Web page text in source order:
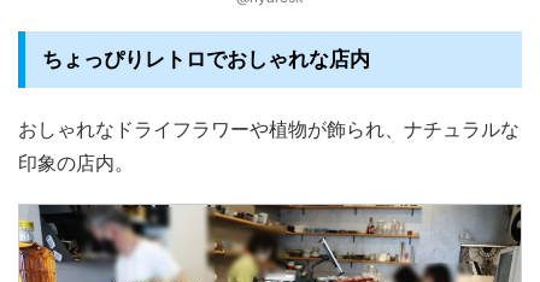
ちょっぴりレトロでおしゃれな店内
おしゃれなドライフラワーや植物が飾られ、ナチュラルな
印象の店内。